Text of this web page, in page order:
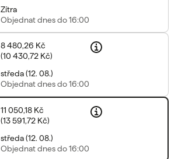
Zítra
Objednatdnes do 16:00
8 480,26 Kč
(10 430,72 Kč)
středa(12. 08.)
Objednatdnes do 16:00
11 050,18 Kč
(13 591,72 Kč)
středa(12. 08.)
Objednatdnes do 16:00